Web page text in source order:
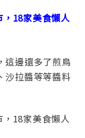
這邊還多了煎鳥
沙拉醬等等醬料